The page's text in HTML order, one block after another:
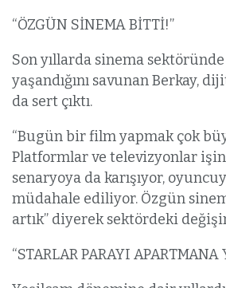
“ÖZGÜN SİNEMA BİTTİ!”
Son yıllarda sinema
yaşandığını savunan Berkay,
da sert çıktı.
“Bugün bir film yapmak çok
Platformlar ve televizyonlar
senaryoya da karışıyor,
müdahale ediliyor. Özgün
artık” diyerek sektördeki
“STARLAR PARAYI APARTMANA